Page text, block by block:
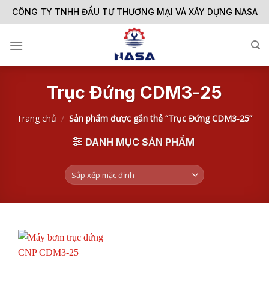
Skip
to
CÔNG TY TNHH ĐẦU TƯ THƯƠNG MẠI VÀ XÂY DỰNG NASA
Trục Đứng CDM3-25
Trang chủ / Sản phẩm được gắn thẻ “Trục Đứng CDM3-25”
DANH MỤC SẢN PHẨM